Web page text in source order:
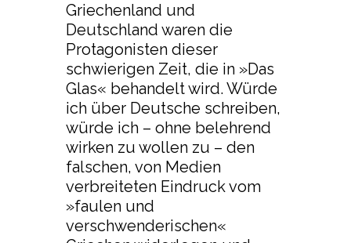
Griechenland und
Deutschland waren die
Protagonisten dieser
schwierigen Zeit, die in »Das
Glas« behandelt wird. Würde
ich über Deutsche schreiben,
würde ich – ohne belehrend
wirken zu wollen zu – den
falschen, von Medien
verbreiteten Eindruck vom
»faulen und
verschwenderischen«